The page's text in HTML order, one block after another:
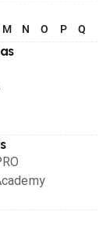
M N O P Q